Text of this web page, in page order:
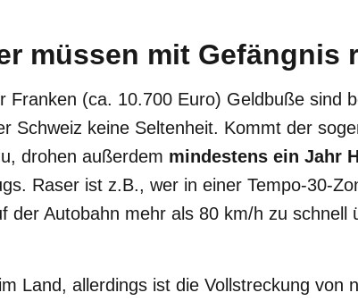
müssen mit Gefängnis
Franken (ca. 10.700 Euro) Geldbuße sind
Schweiz keine Seltenheit. Kommt der
drohen außerdem mindestens ein Jahr
Raser ist z.B., wer in einer Tempo-30-
der Autobahn mehr als 80 km/h zu schnell
Land, allerdings ist die Vollstreckung von